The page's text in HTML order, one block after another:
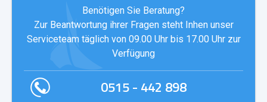
Benötigen Sie Beratung?
Zur Beantwortung ihrer Fragen steht Inhen unser
Serviceteam täglich von 09.00 Uhr bis 17.00 Uhr zur
Verfügung
0515 - 442 898